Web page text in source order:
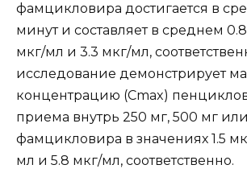
фамцикловира достигается в
минут и составляет в среднем
мкг/мл и 3.3 мкг/мл,
исследование демонстрирует
концентрацию (Сmax)
приема внутрь 250 мг, 500 мг
фамцикловира в значениях 1.5
мл и 5.8 мкг/мл, соответственно.